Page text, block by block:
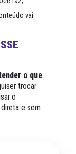
vai
o que
trocar
o
e sem